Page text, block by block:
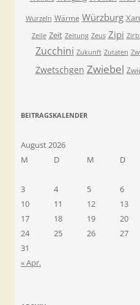
Wurzeln Wärme Würzburg
Zeile Zeit Zeitung Zeus Zipi
Zucchini Zukunft Zutaten
Zwetschgen Zwiebel
BEITRAGSKALENDER
August 2026
M
D M D
3
4 5 6
10
11 12 13
17
18 19 20
24
25 26 27
31
« Apr.